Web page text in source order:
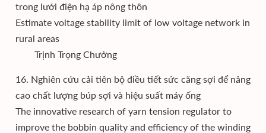
trong lưới điện hạ áp nông thôn
Estimate voltage stability limit of low voltage network in
rural areas
Trịnh Trọng Chưởng
16. Nghiên cứu cải tiên bộ điều tiết sức căng sợi để nâng
cao chất lượng búp sợi và hiệu suất máy ống
The innovative research of yarn tension regulator to
improve the bobbin quality and efficiency of the winding